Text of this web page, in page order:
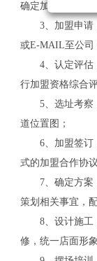
确定加盟意向；
3、加盟申请：
或E-MAIL至公司
4、认定评估：
行加盟资格综合评
5、选址考察：
道位置图；
6、加盟签订：
式的加盟合作协
7、确定方案：
策划相关事宜，
8、设计施工：
修，统一店面形象